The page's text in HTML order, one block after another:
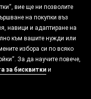
вие ще ни позволите
на покупки въз
навици и адаптиране на
към вашите нужди или
избора си по всяко
За да научите повече,
за бисквитки и